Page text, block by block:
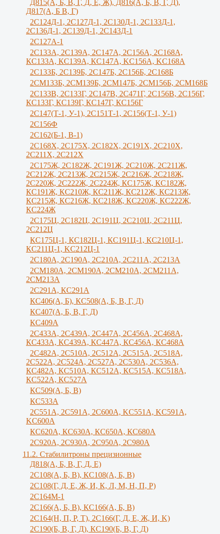
Д815(А, Б, В, Г, Д, Е, Ж), Д816(А, Б, В, Г, Д),
Д817(А, Б В, Г)
2С124Д-1, 2С127Д-1, 2С130Д-1, 2С133Д-1,
2С136Д-1, 2С139Д-1, 2С143Д-1
2С127А-1
2C133А, 2C139А, 2С147А, 2С156А, 2С168А,
КС133А, КС139А, КС147А, KС156A, KС168A
2С133Б, 2С139Б, 2С147Б, 2С156Б, 2С168Б
2СМ133Б, 2СМ139Б, 2СМ147Б, 2СМ156Б, 2СМ168Б
2С133В, 2С133Г, 2C147B, 2С471Г, 2С156B, 2С156Г,
КС133Г, КС139Г, КС147Г, КС156Г
2С147(Т-1, У-1), 2С151Т-1, 2С156(Т-1, У-1)
2С156Ф
2С162(Б-1, В-1)
2С168Х, 2С175Х, 2С182Х, 2С191Х, 2С210Х,
2С211Х, 2С212Х
2С175Ж, 2С182Ж, 2С191Ж, 2С210Ж, 2C211Ж,
2С212Ж, 2С213Ж, 2С215Ж, 2С216Ж, 2С218Ж,
2С220Ж, 2С222Ж, 2С224Ж, КС175Ж, КС182Ж,
КС191Ж, КС210Ж, КС211Ж, КС212Ж, КС213Ж,
КС215Ж, КС216Ж, КС218Ж, КС220Ж, КС222Ж,
КС224Ж
2С175Ц, 2С182Ц, 2С191Ц, 2С210Ц, 2С211Ц,
2С212Ц
КС175Ц-1, КС182Ц-1, КС191Ц-1, КС210Ц-1,
КС211Ц-1, KС212Ц-1
2С180А, 2С190А, 2С210А, 2C211A, 2C213A
2СМ180А, 2СМ190А, 2CM210A, 2СМ211А,
2СМ213А
2С291А, КС291А
КС406(А, Б), КС508(А, Б, В, Г, Д)
КС407(А, Б, В, Г, Д)
КС409А
2С433А, 2С439А, 2С447А, 2С456А, 2С468А,
КС433А, КС439А, КС447А, КС456А, КС468А
2С482А, 2С510А, 2С512А, 2С515А, 2С518А,
2С522А, 2С524А, 2С527А, 2С530А, 2С536А,
КС482А, КС510А, КС512А, КС515А, КС518А,
КС522А, КС527А
КС509(А, Б, В)
КС533А
2С551А, 2С591А, 2С600А, KC551A, KC591A,
KC600A
КС620А, КС630А, КС650А, КС680А
2С920А, 2С930А, 2С950А, 2С980А
11.2. Стабилитроны прецизионные
Д818(А, Б, В, Г, Д, Е)
2С108(А, Б, В), КС108(А, Б, В)
2С108(Г, Д, Е, Ж, И, К, Л, М, Н, П, Р)
2С164М-1
2С166(А, Б, В), КС166(А, Б, В)
2С164(Н, П, Р, Т), 2С166(Г, Д, Е, Ж, И, K)
2С190(Б, В, Г, Д), КС190(Б, В, Г, Д)